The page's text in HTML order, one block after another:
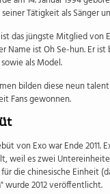
Tätigkeit als Sänger
das jüngste Mitglied von
Name ist Oh Se-hun. Er
als Model.
bilden diese neun
Fans gewonnen.
von Exo war Ende
weil es zwei
die chinesische Einheit
wurde 2012 veröffentlicht.